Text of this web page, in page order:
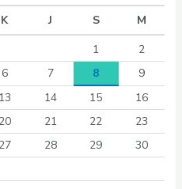
K J S
M
1
2
6 7 8
9
13 14 15
16
20 21 22
23
27 28 29
30